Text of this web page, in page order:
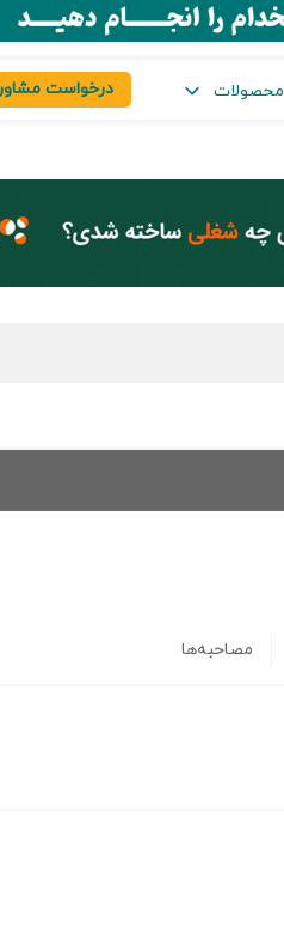
محصولات درخواست
مصاحبه‌ها